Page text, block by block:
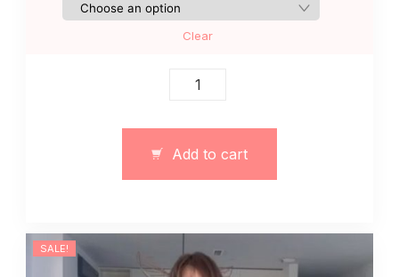
Clear
Damski
szary
quantity
Add to cart
SALE!